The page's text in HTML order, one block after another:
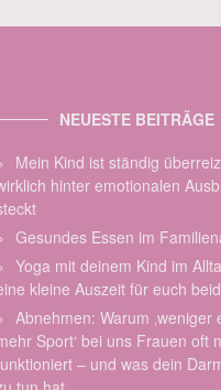
NEUESTE BEITRÄGE
Mein Kind ist ständig
hinter emotionalen
Gesundes Essen im
Yoga mit deinem Kind im
kleine Auszeit für euch
Abnehmen: Warum ‚weniger
Sport‘ bei uns Frauen oft
– und was dein